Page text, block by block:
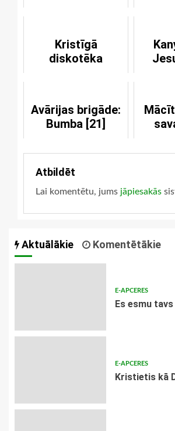
Kristīgā
diskotēka
Avārijas brigāde:
Bumba [21]
Atbildēt
Lai komentētu, jums jāpiesakās
Aktuālākie Komentētākie
E-APCERES
Es esmu
E-APCERES
Kristietis kā